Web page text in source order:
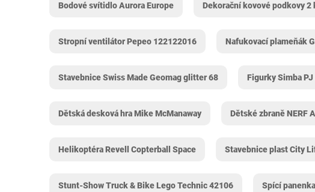
Bodové svítidlo Aurora Europe Dekorační kovové podkovy 2
Stropní ventilátor Pepeo 122122016 Nafukovací plameňák
Stavebnice Swiss Made Geomag glitter 68 Figurky Simba
Dětská desková hra Mike McManaway Dětské zbraně NERF
Helikoptéra Revell Copterball Space Stavebnice plast City
Stunt-Show Truck & Bike Lego Technic 42106 Spící